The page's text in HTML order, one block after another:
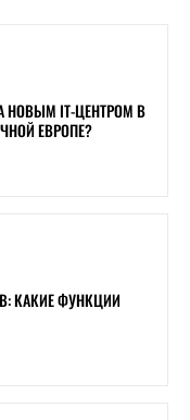
НОВЫМ IT-ЦЕНТРОМ В
ЕВРОПЕ?
КАКИЕ ФУНКЦИИ